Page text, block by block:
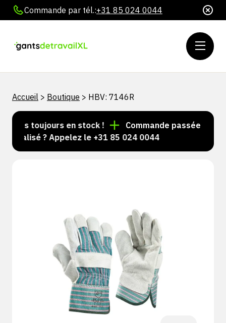
Commande par tél.:+31 85 024 0044
Accueil > Boutique > HBV: 7146R
toujours en stock !
Commande passée avant
? Appelez le +31 85 024 0044